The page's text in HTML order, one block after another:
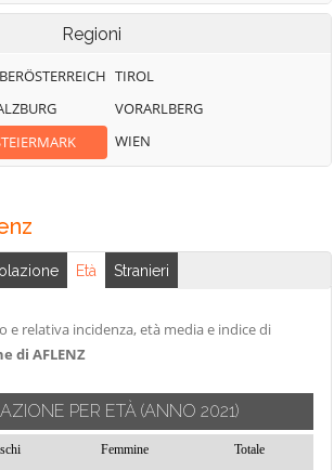
Regioni
TIROL
VORARLBERG
WIEN
Età Stranieri
e relativa incidenza, età media e indice di
di AFLENZ
PER ETÀ (ANNO 2021)
Femmine
Totale